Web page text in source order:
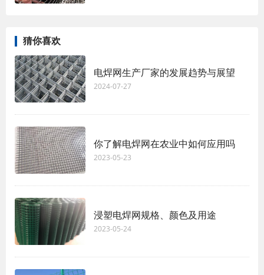
猜你喜欢
电焊网生产厂家的发展趋势与展望
2024-07-27
你了解电焊网在农业中如何应用吗
2023-05-23
浸塑电焊网规格、颜色及用途
2023-05-24